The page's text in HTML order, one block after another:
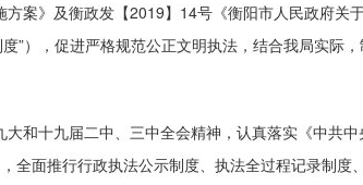
案》及衡政发【2019】14号《衡阳市人民政府
），促进严格规范公正文明执法，结合我局实际，
和十九届二中、三中全会精神，认真落实《中共
面推行行政执法公示制度、执法全过程记录制